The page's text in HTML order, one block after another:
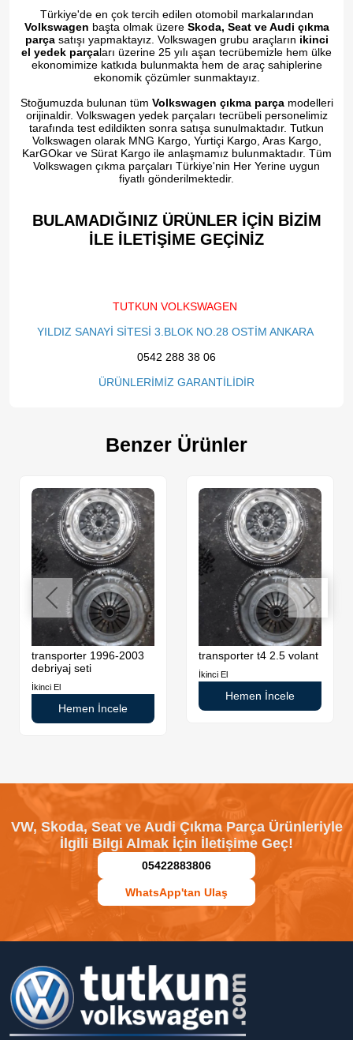
Türkiye'de en çok tercih edilen otomobil markalarından
Volkswagen başta olmak üzere Skoda, Seat ve Audi çıkma
parçasatışı yapmaktayız. Volkswagen grubu araçların ikinci
el yedek parçaları üzerine 25 yılı aşan tecrübemizle hem ülke
ekonomimize katkıda bulunmakta hem de araç sahiplerine
ekonomik çözümler sunmaktayız.
Stoğumuzda bulunan tüm Volkswagen çıkma parçamodelleri
orijinaldir. Volkswagen yedek parçaları tecrübeli personelimiz
tarafında test edildikten sonra satışa sunulmaktadır. Tutkun
Volkswagen olarak MNG Kargo, Yurtiçi Kargo, Aras Kargo,
KarGOkar ve Sürat Kargo ile anlaşmamız bulunmaktadır. Tüm
Volkswagen çıkma parçaları Türkiye'nin Her Yerine uygun
fiyatlı gönderilmektedir.
BULAMADIĞINIZ ÜRÜNLER İÇİN BİZİM
İLE İLETİŞİME GEÇİNİZ​
TUTKUN VOLKSWAGEN
YILDIZ SANAYİ SİTESİ 3.BLOK NO.28 OSTİM ANKARA
0542 288 38 06
ÜRÜNLERİMİZ GARANTİLİDİR
Benzer Ürünler
transporter 1996-2003
debriyaj seti
İkinci El
Hemen İncele
transporter t4 2.5 volant
İkinci El
Hemen İncele
VW, Skoda, Seat ve Audi Çıkma Parça Ürünleriyle
İlgili Bilgi Almak İçin İletişime Geç!
05422883806
WhatsApp'tan Ulaş